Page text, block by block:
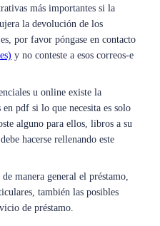
más importantes si la
la devolución de los
por favor póngase en contacto
y no conteste a esos correos-e
u online existe la
pdf si lo que necesita es solo
alguno para ellos, libros a su
hacerse rellenando este
manera general el préstamo,
también las posibles
de préstamo.